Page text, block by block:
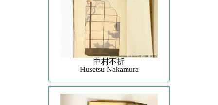
中村不折
Husetsu Nakamura